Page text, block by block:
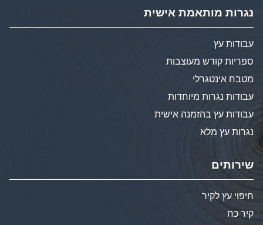
נגרות מותאמת אישית
עבודות עץ
ספריות קודש מעוצבות
מטבח אינטגרלי
עבודות נגרות מיוחדות
עבודות עץ בהזמנה אישית
נגרות עץ מלא
שירותים
חיפוי עץ לקיר
קיר כח